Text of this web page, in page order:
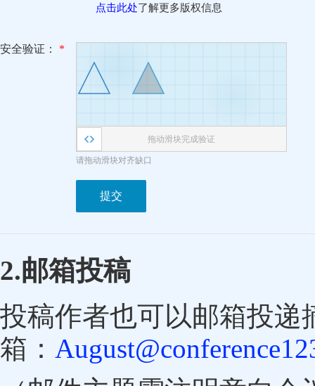
点击此处了解更多版权信息
安全验证： *
拖动滑块完成验证
请拖动滑块对齐缺口
提交
2.邮箱投稿
投稿作者也可以邮箱投递
箱：